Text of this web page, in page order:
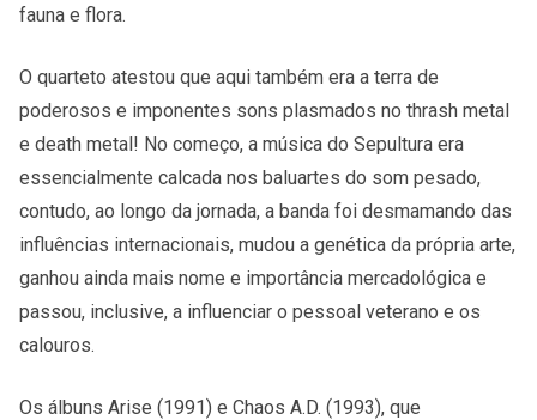
fauna e flora.
O quarteto atestou que aqui também era a terra de
poderosos e imponentes sons plasmados no thrash metal
e death metal! No começo, a música do Sepultura era
essencialmente calcada nos baluartes do som pesado,
contudo, ao longo da jornada, a banda foi desmamando das
influências internacionais, mudou a genética da própria arte,
ganhou ainda mais nome e importância mercadológica e
passou, inclusive, a influenciar o pessoal veterano e os
calouros.
Os álbuns Arise (1991) e Chaos A.D. (1993), que